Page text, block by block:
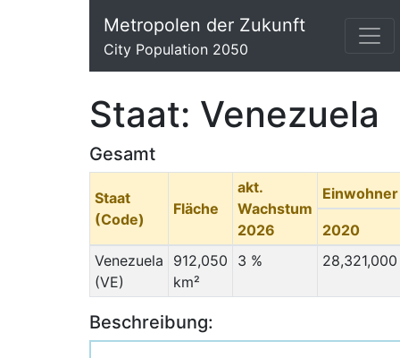
Metropolen der Zukunft
City Population 2050
Staat: Venezuela
Gesamt
Staat
(Code)
Fläche
akt.
Wachstum
2026
Einwohner
2020
Venezuela
(VE)
912,050
km²
3 % 28,321,000
Beschreibung: